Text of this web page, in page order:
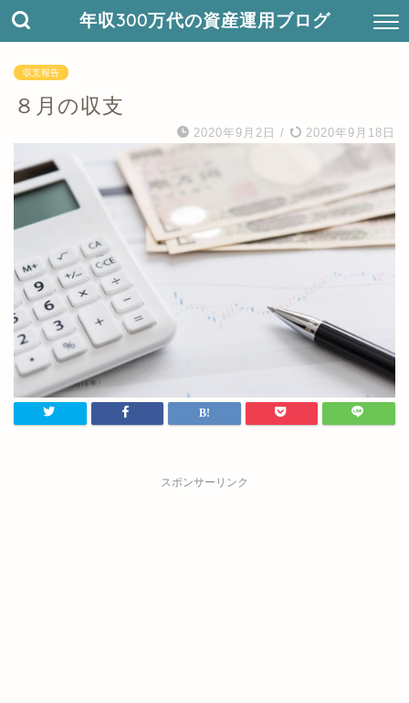
年収300万代の資産運用ブログ
収支報告
８月の収支
2020年9月2日 / 2020年9月18日
スポンサーリンク